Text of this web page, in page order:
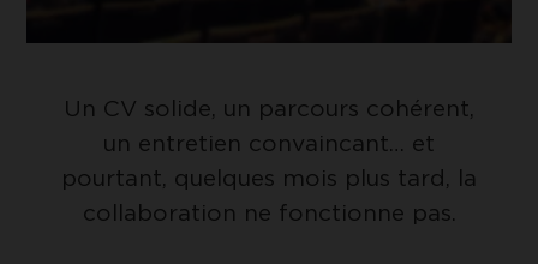
Un CV solide, un parcours cohérent,
un entretien convaincant… et
pourtant, quelques mois plus tard, la
collaboration ne fonctionne pas.